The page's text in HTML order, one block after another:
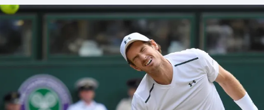
Cyklistika
DALŠÍ SPORTY
Americký fotbal
Baseball a softbal
NEPŘEHLÉDNĚTE
Soutěže